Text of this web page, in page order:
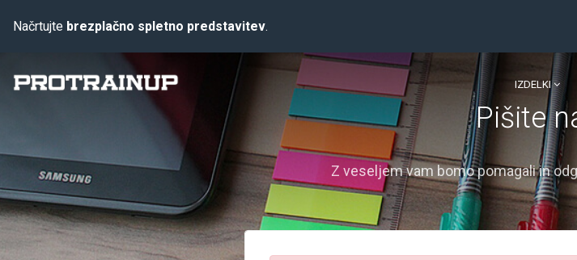
Načrtujte brezplačno spletno predstavitev.
IZDELKI
Pišite
Z veseljem vam bomo pomagali in